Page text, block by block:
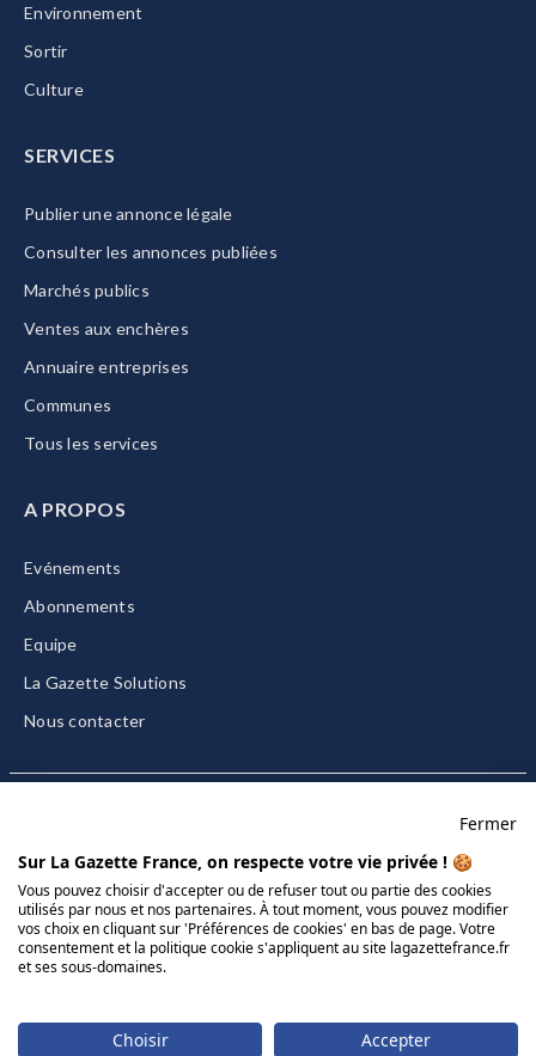
Environnement
Sortir
Culture
SERVICES
Publier une annonce légale
Consulter les annonces publiées
Marchés publics
Ventes aux enchères
Annuaire entreprises
Communes
Tous les services
A PROPOS
Evénements
Abonnements
Equipe
La Gazette Solutions
Nous contacter
CGU/CGV
Données personnelles
Charte sur les cookies
© 2026 La Gazette France
Fermer
Sur La Gazette France, on respecte votre vie privée ! 🍪
Vous pouvez choisir d'accepter ou de refuser tout ou partie des cookies
utilisés par nous et nos partenaires. À tout moment, vous pouvez modifier
vos choix en cliquant sur 'Préférences de cookies' en bas de page. Votre
consentement et la politique cookie s'appliquent au site lagazettefrance.fr
et ses sous-domaines.
Choisir Accepter